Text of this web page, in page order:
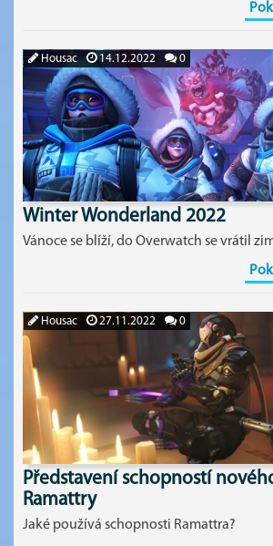
Housac 14.12.2022 0
Winter Wonderland 2022
Vánoce se blíží, do Overwatch se vrátil
Housac 27.11.2022 0
Představení schopností
Ramattry
Jaké používá schopnosti Ramattra?